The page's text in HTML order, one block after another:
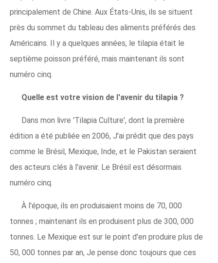
principalement de Chine. Aux États-Unis, ils se situent
près du sommet du tableau des aliments préférés des
Américains. Il y a quelques années, le tilapia était le
septième poisson préféré, mais maintenant ils sont
numéro cinq.
Quelle est votre vision de l'avenir du tilapia ?
Dans mon livre 'Tilapia Culture', dont la première
édition a été publiée en 2006, J'ai prédit que des pays
comme le Brésil, Mexique, Inde, et le Pakistan seraient
des acteurs clés à l'avenir. Le Brésil est désormais
numéro cinq.
À l'époque, ils en produisaient moins de 70, 000
tonnes ; maintenant ils en produisent plus de 300, 000
tonnes. Le Mexique est sur le point d'en produire plus de
50, 000 tonnes par an, Je pense donc toujours que ces